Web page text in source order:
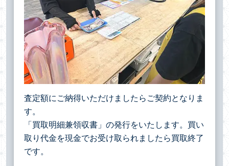
査定額にご納得いただけましたらご契約となりま
す。
「買取明細兼領収書」の発行をいたします。買い
取り代金を現金でお受け取られましたら買取終了
です。